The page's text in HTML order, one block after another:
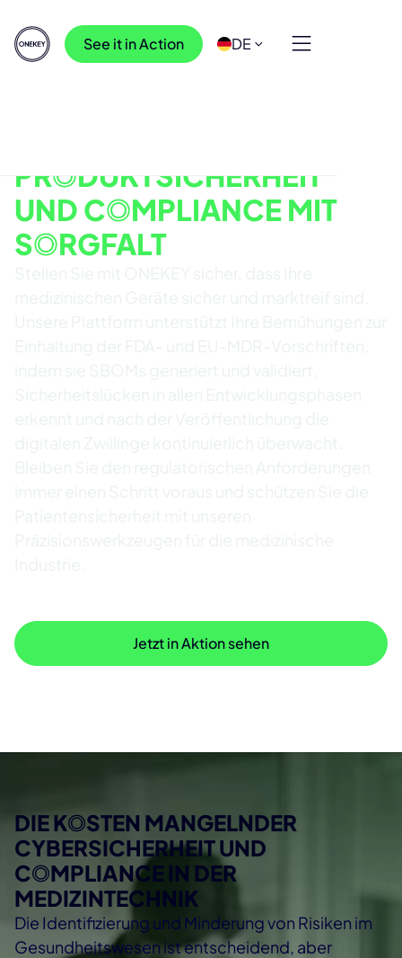
See it in Action DE
PRODUKTSICHERHEIT
UND COMPLIANCE MIT
SORGFALT
Jetzt in Aktion sehen
DIE KOSTEN MANGELNDER
CYBERSICHERHEIT UND
COMPLIANCE IN DER
MEDIZINTECHNIK
Die Identifizierung und Minderung von Risiken im
Gesundheitswesen ist entscheidend, aber